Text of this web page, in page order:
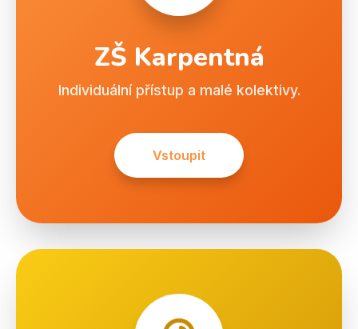
ZŠ Karpentná
Individuální přístup a malé kolektivy.
Vstoupit